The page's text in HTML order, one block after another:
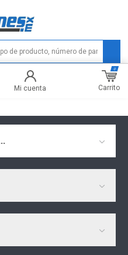
Mi cuenta Carrito
0